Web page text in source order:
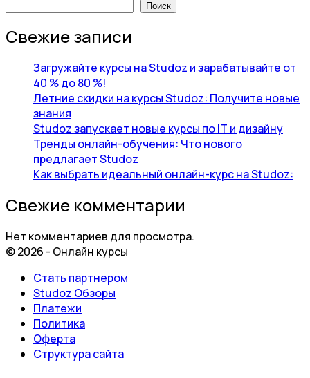
Поиск
Свежие записи
Загружайте курсы на Studoz и зарабатывайте от
40 % до 80 %!
Летние скидки на курсы Studoz: Получите новые
знания
Studoz запускает новые курсы по IT и дизайну
Тренды онлайн-обучения: Что нового
предлагает Studoz
Как выбрать идеальный онлайн-курс на Studoz:
Свежие комментарии
Нет комментариев для просмотра.
© 2026 - Онлайн курсы
Стать партнером
Studoz Обзоры
Платежи
Политика
Оферта
Структура сайта